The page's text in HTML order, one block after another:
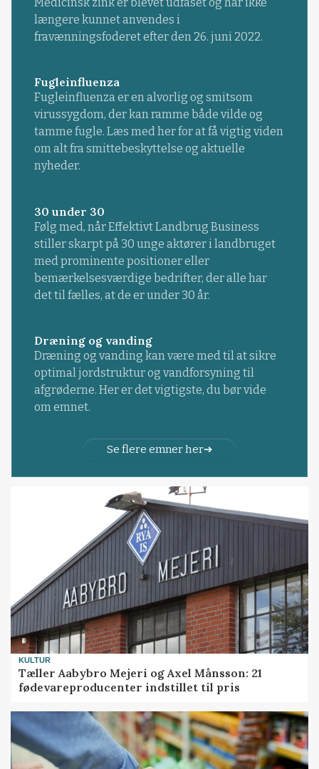
længere kunnet anvendes i
fravænningsfoderet efter den 26. juni 2022.
Fugleinfluenza
Fugleinfluenza er en alvorlig og smitsom
virussygdom, der kan ramme både vilde og
tamme fugle. Læs med her for at få vigtig viden
om alt fra smittebeskyttelse og aktuelle
nyheder.
30 under 30
Følg med, når Effektivt Landbrug Business
stiller skarpt på 30 unge aktører i landbruget
med prominente positioner eller
bemærkelsesværdige bedrifter, der alle har
det til fælles, at de er under 30 år.
Dræning og vanding
Dræning og vanding kan være med til at sikre
optimal jordstruktur og vandforsyning til
afgrøderne. Her er det vigtigste, du bør vide
om emnet.
Se flere emner her
KULTUR
Tæller Aabybro Mejeri og Axel Månsson: 21
fødevareproducenter indstillet til pris